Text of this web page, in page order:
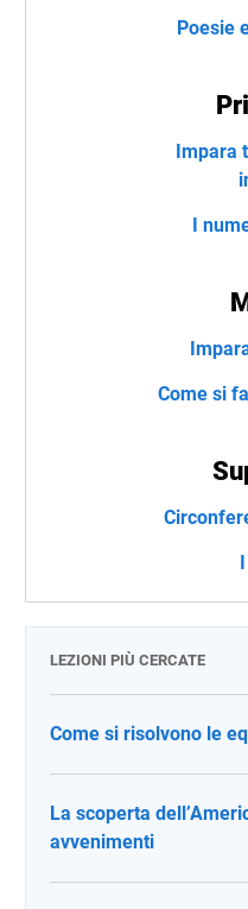
Poesie
Impara
I
Come si
LEZIONI PIÙ CERCATE
Come si risolvono le
La scoperta
avvenimenti